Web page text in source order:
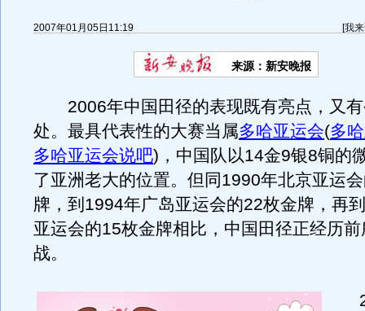
2007年01月05日11:19 [我
来源：新安晚报
2006年中国田径的表现既有亮点，又有
处。最具代表性的大赛当属多哈亚运会(多
多哈亚运会说吧) ，中国队以14金9银8铜的
了亚洲老大的位置。但同1990年北京亚运
牌，到1994年广岛亚运会的22枚金牌，再
亚运会的15枚金牌相比，中国田径正经历
战。